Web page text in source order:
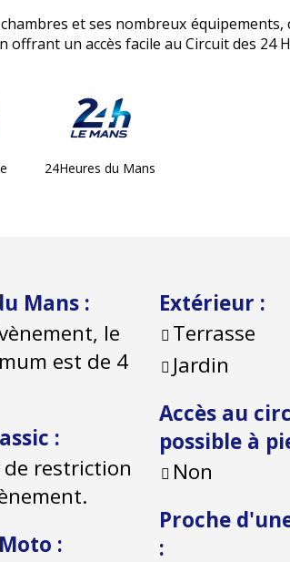
et ses nombreux
offrant un accès facile au Circuit des 24
24Heures du Mans
Mans :
le
est de 4
:
de restriction
:
Extérieur :
Terrasse
Jardin
Accès au
possible à
Non
Proche
: